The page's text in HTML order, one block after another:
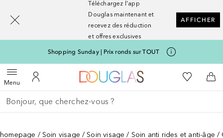
Téléchargez l'app
Douglas maintenant et
recevez des réduction
et offres exclusives
AFFICHER
Shopping Sunday | Prix ronds sur TOUT
MenuOuvrir le menuVers Mon Compte
Vers l'accueil Nocibé
Vers Ma
Retourner
Effectuer la recherche
homepage Soin visage Soin visage Soin anti rides et anti-âge
[navigation.slideout.screenreader]